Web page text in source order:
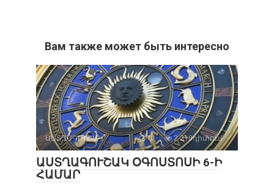
Вам также может быть интересно
ԱՍՏՂԱԳՈՒՇԱԿ 0 2 210դիտում
ԱՍՏՂԱԳՈՒՇԱԿ ՕԳՈՍՏՈՍԻ 6-Ի
ՀԱՄԱՐ